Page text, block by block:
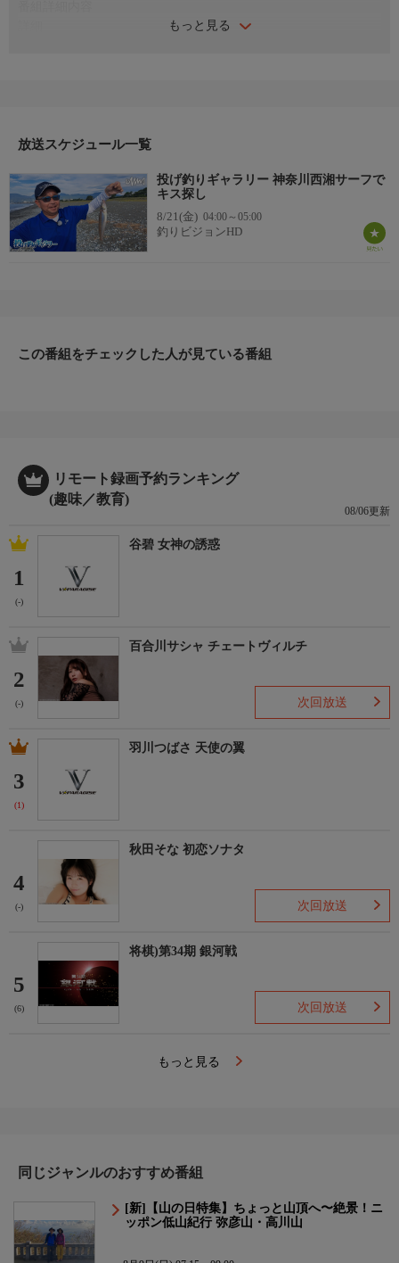
もっと見る
する伊藤。その理論とテクニックに注目！
＊初回放送：2024/8/9
放送スケジュール一覧
投げ釣りギャラリー 神奈川西湘サーフで
キス探し
8/21(金) 04:00～05:00
釣りビジョンHD
この番組をチェックした人が見ている番組
リモート録画予約ランキング
(趣味／教育)
08/06更新
1
(-)
谷碧 女神の誘惑
2
(-)
百合川サシャ チェートヴィルチ
次回放送
3
(1)
羽川つばさ 天使の翼
4
(-)
秋田そな 初恋ソナタ
次回放送
5
(6)
将棋)第34期 銀河戦
次回放送
もっと見る
同じジャンルのおすすめ番組
[新]【山の日特集】ちょっと山頂へ〜絶景！ニ
ッポン低山紀行 弥彦山・高川山